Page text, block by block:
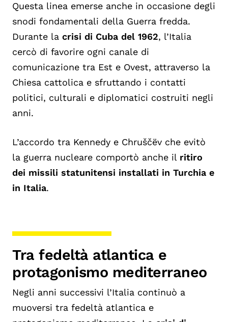
Questa linea emerse anche in occasione degli
snodi fondamentali della Guerra fredda.
Durante la crisi di Cuba del 1962, l’Italia
cercò di favorire ogni canale di
comunicazione tra Est e Ovest, attraverso la
Chiesa cattolica e sfruttando i contatti
politici, culturali e diplomatici costruiti negli
anni.
L’accordo tra Kennedy e Chruščëv che evitò
la guerra nucleare comportò anche il ritiro
dei missili statunitensi installati in Turchia e
in Italia.
Tra fedeltà atlantica e
protagonismo mediterraneo
Negli anni successivi l’Italia continuò a
muoversi tra fedeltà atlantica e